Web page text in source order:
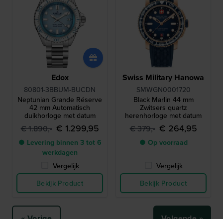
Edox
80801-3BBUM-BUCDN
Neptunian Grande Réserve
42 mm Automatisch
duikhorloge met datum
€ 1.890,- € 1.299,95
● Levering binnen 3 tot 6
werkdagen
Vergelijk
Bekijk Product
Swiss Military Hanowa
SMWGN0001720
Black Marlin 44 mm
Zwitsers quartz
herenhorloge met datum
€ 379,- € 264,95
● Op voorraad
Vergelijk
Bekijk Product